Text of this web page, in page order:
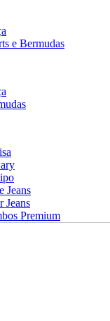
e Bermudas
Jeans
Jeans
Premium